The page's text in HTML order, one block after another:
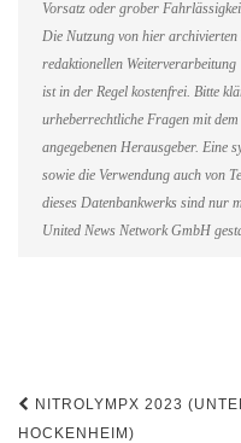
Vorsatz oder grober
Die Nutzung von hier
redaktionellen Weiterverarbeitung
ist in der Regel kostenfrei. Bitte
urheberrechtliche Fragen mit dem
angegebenen Herausgeber. Eine
sowie die Verwendung auch von
dieses Datenbankwerks sind nur
United News Network GmbH
NITROLYMPX 2023
HOCKENHEIM)